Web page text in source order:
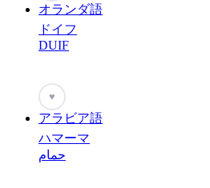
オランダ語
ドイフ
DUIF
♥
アラビア語
ハマーマ
حمام